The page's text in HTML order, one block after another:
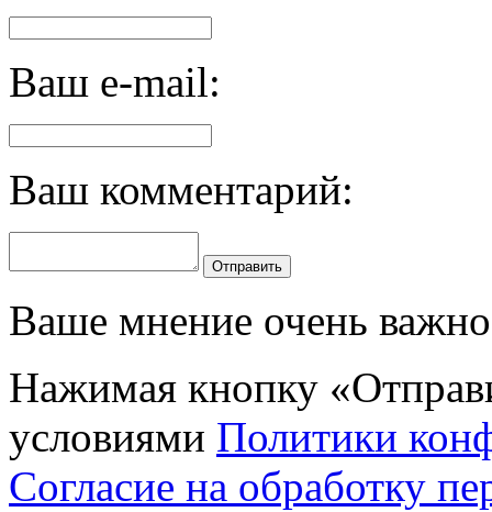
Ваш e-mail:
Ваш комментарий:
Отправить
Ваше мнение очень
Нажимая кнопку
условиями Политики
Согласие на обработку